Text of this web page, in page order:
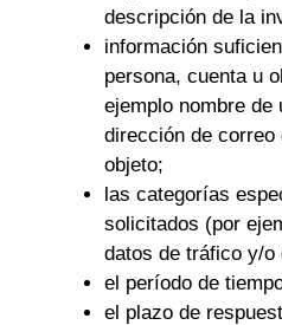
descripción de la
información
persona, cuenta u
ejemplo nombre de
dirección de
objeto;
las categorías
solicitados (por
datos de tráfico y/o
el período de
el plazo de